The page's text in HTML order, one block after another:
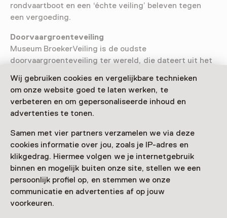
Wij gebruiken cookies en vergelijkbare technieken
om onze website goed te laten werken, te
verbeteren en om gepersonaliseerde inhoud en
advertenties te tonen.
Samen met vier partners verzamelen we via deze
cookies informatie over jou, zoals je IP-adres en
klikgedrag. Hiermee volgen we je internetgebruik
binnen en mogelijk buiten onze site, stellen we een
persoonlijk profiel op, en stemmen we onze
communicatie en advertenties af op jouw
voorkeuren.
rondvaartboot en een ‘échte veiling’ beleven tegen
een vergoeding.
Doorvaargroenteveiling
Museum BroekerVeiling is de oudste
doorvaargroenteveiling ter wereld, die dateert uit het
veilsysteem, van tuinbouwproducten, bij afslag. Dit is
een methode die tegenwoordig wereldwijd wordt
toegepast bij grote veilingen. De historische waarde
en invloed van deze plek maken het tot een
interessante en belangrijke bestemming voor wie
geïnteresseerd is in de geschiedenis van veilingen,
voedsel en tuinbouw.